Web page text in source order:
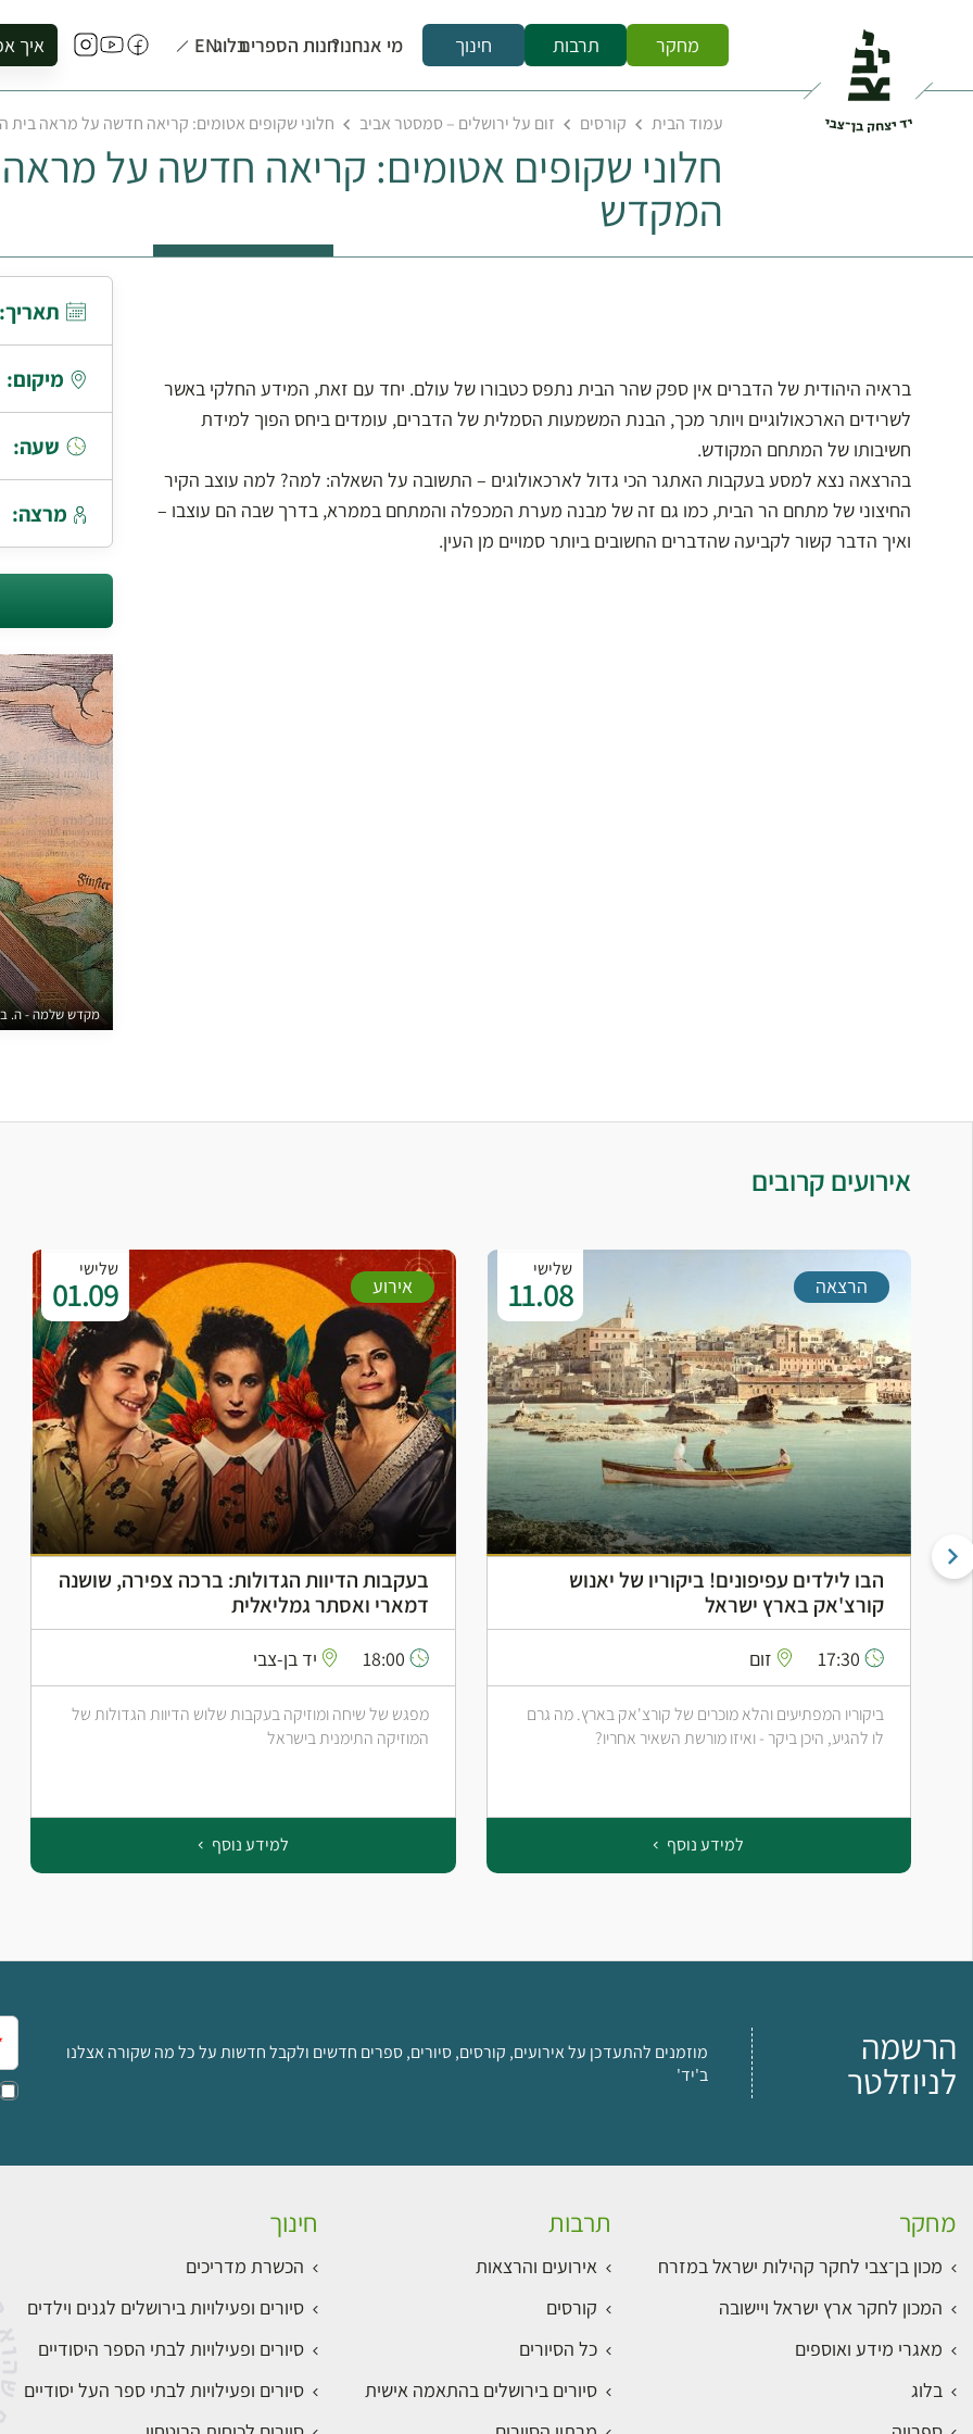
מחקר תרבות חינוך מי אנחנו?חנות הספריםבלוגEN איך
להזמין
להירשם
להירשם
לתאם
עמוד הבית קורסים זום על ירושלים – סמסטר אביב חלוני שקופים אטומים: קריאה חדשה על מראה בית
חלוני שקופים אטומים: קריאה חדשה על
המקדש
בראיה היהודית של הדברים אין ספק שהר הבית נתפס כטבורו של עולם. יחד עם זאת, המידע החלקי באשר
לשרידים הארכאולוגיים ויותר מכך, הבנת המשמעות הסמלית של הדברים, עומדים ביחס הפוך למידת
חשיבותו של המתחם המקודש.
בהרצאה נצא למסע בעקבות האתגר הכי גדול לארכאולוגים – התשובה על השאלה: למה? למה עוצב הקיר
החיצוני של מתחם הר הבית, כמו גם זה של מבנה מערת המכפלה והמתחם בממרא, בדרך שבה הם עוצבו –
ואיך הדבר קשור לקביעה שהדברים החשובים ביותר סמויים מן העין.
תאריך:
מיקום:
שעה:
מרצה:
מקדש שלמה - ה. בונטינג, 1585 (ויקיפדיה; אוסף ערן
אירועים קרובים
שלישי
11.08 הרצאה
הבו לילדים עפיפונים! ביקוריו של יאנוש
קורצ'אק בארץ ישראל
17:30 זום
ביקוריו המפתיעים והלא מוכרים של קורצ'אק בארץ. מה גרם
לו להגיע, היכן ביקר - ואיזו מורשת השאיר אחריו?
למידע נוסף
שלישי
01.09 אירוע
בעקבות הדיוות הגדולות: ברכה צפירה, שושנה
דמארי ואסתר גמליאלית
יד בן-צבי
מפגש של שיחה ומוזיקה בעקבות שלוש הדיוות הגדולות של
המוזיקה התימנית בישראל
למידע נוסף
הרשמה
לניוזלטר
מוזמנים להתעדכן על אירועים, קורסים, סיורים, ספרים חדשים ולקבל חדשות על כל מה שקורה אצלנו
ב'יד'
מחקר
מכון בן־צבי לחקר קהילות ישראל במזרח
המכון לחקר ארץ ישראל ויישובה
מאגרי מידע ואוספים
בלוג
תרבות
אירועים והרצאות
קורסים
כל הסיורים
סיורים בירושלים בהתאמה אישית
חינוך
הכשרת מדריכים
סיורים ופעילויות בירושלים לגנים וילדים
סיורים ופעילויות לבתי הספר היסודיים
סיורים ופעילויות לבתי ספר העל יסודיים